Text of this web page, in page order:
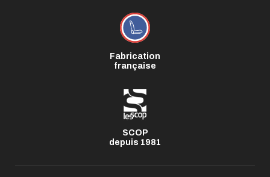
Fabrication
française
SCOP
depuis 1981